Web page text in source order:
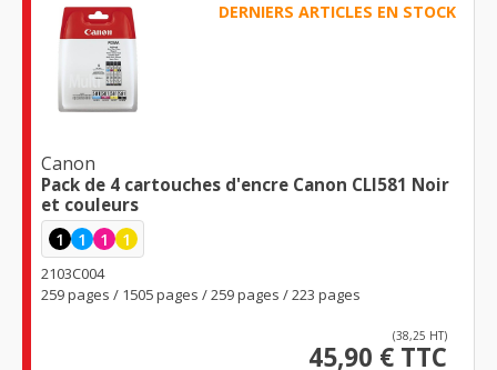
DERNIERS ARTICLES EN STOCK
Canon
Pack de 4 cartouches d'encre Canon CLI581 Noir
et couleurs
1 1 1 1
2103C004
259 pages / 1505 pages / 259 pages / 223 pages
(38,25 HT)
45,90 € TTC